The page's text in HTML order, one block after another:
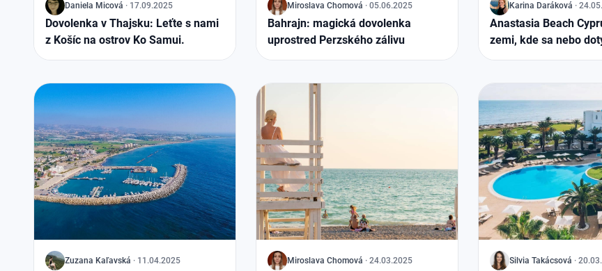
J Daniela Micová · 17.09.2025
Dovolenka v Thajsku: Leťte s nami
z Košíc na ostrov Ko Samui.
J Miroslava Chomová · 05.06.2025
Bahrajn: magická dovolenka
uprostred Perzského zálivu
J Karina Daráková ·
Anastasia Beach
zemi, kde sa nebo
J Zuzana Kaľavská · 11.04.2025 J Miroslava Chomová · 24.03.2025 J Silvia Takácsová ·